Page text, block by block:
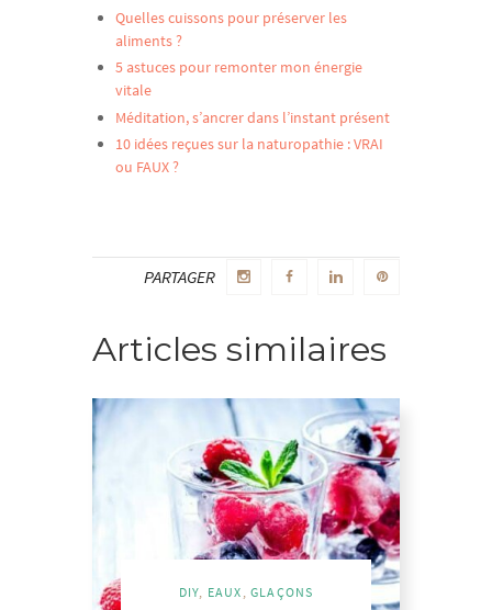
Quelles cuissons pour préserver les
aliments ?
5 astuces pour remonter mon énergie
vitale
Méditation, s’ancrer dans l’instant présent
10 idées reçues sur la naturopathie : VRAI
ou FAUX ?
PARTAGER
Articles similaires
DIY, EAUX , GLAÇONS